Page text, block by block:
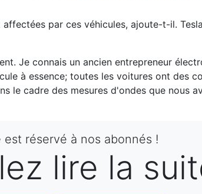
par ces véhicules, ajoute-t-il.
Je connais un ancien entrepreneur
à essence; toutes les voitures ont des
le cadre des mesures d'ondes que nous
réservé à nos abonnés !
lire la